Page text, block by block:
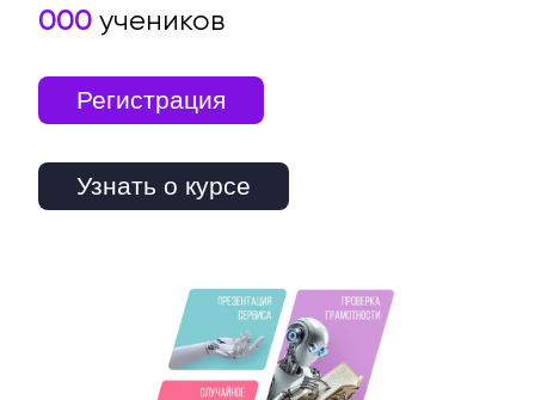
000 учеников
Регистрация
Узнать о курсе